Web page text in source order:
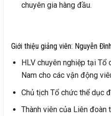
chuyên gia hàng đầu.
Giới thiệu giảng viên: Nguyễn
HLV chuyên nghiệp tại
Nam cho các vận động
Chủ tịch Tổ chức thể dục
Thành viên của Liên đoàn